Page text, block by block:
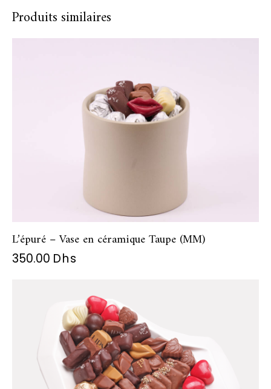
Produits similaires
L’épuré – Vase en céramique Taupe (MM)
350.00 Dhs